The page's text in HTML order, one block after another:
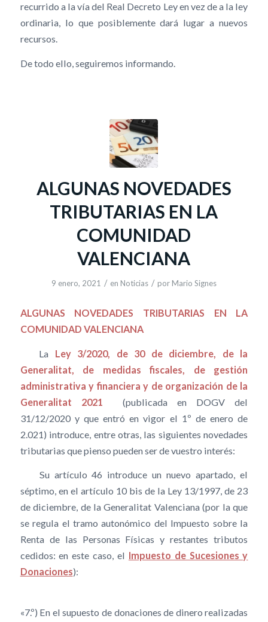
recurrido a la vía del Real Decreto Ley en vez de a la ley
ordinaria, lo que posiblemente dará lugar a nuevos
recursos.
De todo ello, seguiremos informando.
ALGUNAS NOVEDADES
TRIBUTARIAS EN LA
COMUNIDAD
VALENCIANA
9 enero, 2021 / en Noticias / por Mario Signes
ALGUNAS NOVEDADES TRIBUTARIAS EN LA
COMUNIDAD VALENCIANA
La Ley 3/2020, de 30 de diciembre, de la
Generalitat, de medidas fiscales, de gestión
administrativa y financiera y de organización de la
Generalitat 2021
(publicada en DOGV del
31/12/2020 y que entró en vigor el 1º de enero de
2.021) introduce, entre otras, las siguientes novedades
tributarias que pienso pueden ser de vuestro interés:
Su artículo 46 introduce un nuevo apartado, el
séptimo, en el artículo 10 bis de la Ley 13/1997, de 23
de diciembre, de la Generalitat Valenciana (por la que
se regula el tramo autonómico del Impuesto sobre la
Renta de las Personas Físicas y restantes tributos
cedidos: en este caso, el Impuesto de Sucesiones y
Donaciones):
«7.º) En el supuesto de donaciones de dinero realizadas